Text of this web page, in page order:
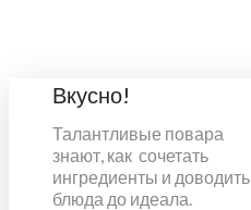
Вкусно!
Талантливые повара
знают, как сочетать
ингредиенты и доводить
блюда до идеала.